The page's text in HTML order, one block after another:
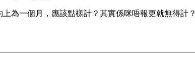
上為一個月，應該點樣計？其實係咪唔報更就無得計？